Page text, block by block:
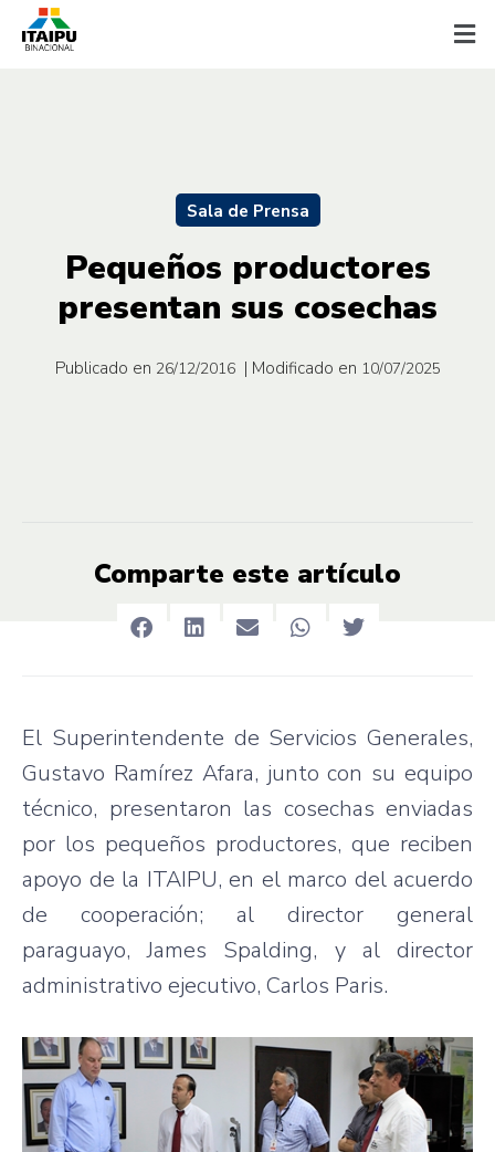
Sala de Prensa
Pequeños productores
presentan sus cosechas
Publicado en 26/12/2016 | Modificado en 10/07/2025
Comparte este artículo
El Superintendente de Servicios Generales,
Gustavo Ramírez Afara, junto con su equipo
técnico, presentaron las cosechas enviadas
por los pequeños productores, que reciben
apoyo de la ITAIPU, en el marco del acuerdo
de cooperación; al director general
paraguayo, James Spalding, y al director
administrativo ejecutivo, Carlos Paris.